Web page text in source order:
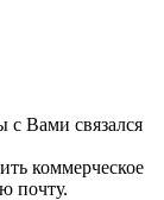
с Вами связался
коммерческое
почту.